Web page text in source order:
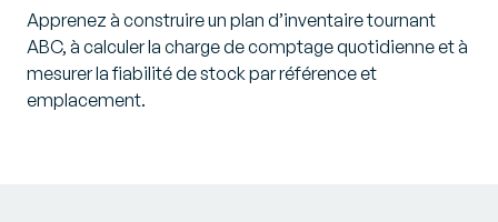
Apprenez à construire un plan d’inventaire tournant
ABC, à calculer la charge de comptage quotidienne et à
mesurer la fiabilité de stock par référence et
emplacement.